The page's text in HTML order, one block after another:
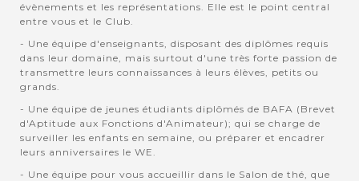
évènements et les représentations. Elle est le point central
entre vous et le Club.
- Une équipe d'enseignants, disposant des diplômes requis
dans leur domaine, mais surtout d'une très forte passion de
transmettre leurs connaissances à leurs élèves, petits ou
grands.
- Une équipe de jeunes étudiants diplômés de BAFA (Brevet
d'Aptitude aux Fonctions d'Animateur); qui se charge de
surveiller les enfants en semaine, ou préparer et encadrer
leurs anniversaires le WE.
- Une équipe pour vous accueillir dans le Salon de thé, que